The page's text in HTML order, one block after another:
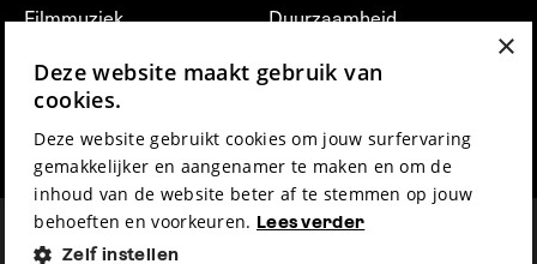
Filmmuziek
Press & Industry
Film Fest Friends
Duurzaamheid
vrijwilligerswerk bij FFG
Privacy & Disclaimer
×
Deze website maakt gebruik van
cookies.
Deze website gebruikt cookies om jouw surfervaring
gemakkelijker en aangenamer te maken en om de
inhoud van de website beter af te stemmen op jouw
behoeften en voorkeuren. Lees verder
Zelf instellen